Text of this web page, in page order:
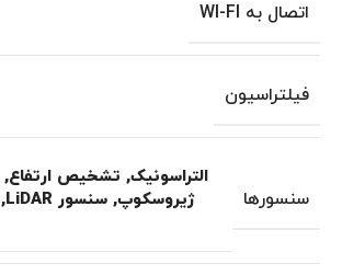
اتصال به WI-FI
فیلتراسیون
سنسورها
التراسونیک, تشخیص ارتفاع,
ژیروسکوپ, سنسور LiDAR ,